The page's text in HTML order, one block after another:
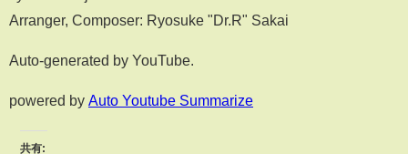
Arranger, Composer: Ryosuke "Dr.R" Sakai
Auto-generated by YouTube.
powered by Auto Youtube Summarize
共有: